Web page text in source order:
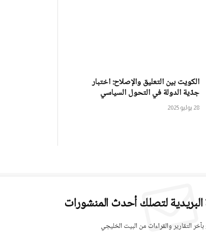
الكويت بين التعليق والإصلاح: اختبار
جدّية الدولة في التحول السياسي
28 يوليو 2025
لتصلك أحدث المنشورات
التقارير والقراءات من البيت الخليجي